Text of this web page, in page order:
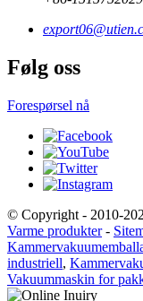
Følg oss
Forespørsel nå
© Copyright - 2010-
Varme produkter-
industriell,
Vakuummaskin for